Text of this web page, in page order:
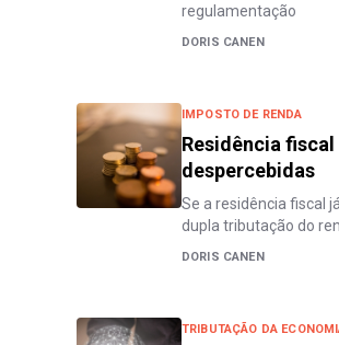
regulamentação
DORIS CANEN
IMPOSTO DE RENDA
Residência
despercebidas
Se a residência fiscal
dupla tributação do
DORIS CANEN
TRIBUTAÇÃO DA